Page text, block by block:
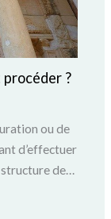
procéder ?
ou de
d’effectuer
structure de…